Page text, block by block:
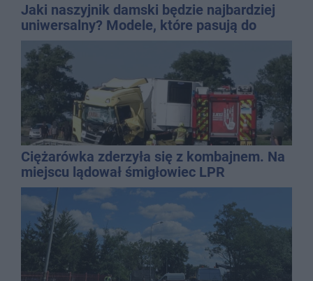
Jaki naszyjnik damski będzie najbardziej
uniwersalny? Modele, które pasują do
wielu stylizacji
Ciężarówka zderzyła się z kombajnem. Na
miejscu lądował śmigłowiec LPR